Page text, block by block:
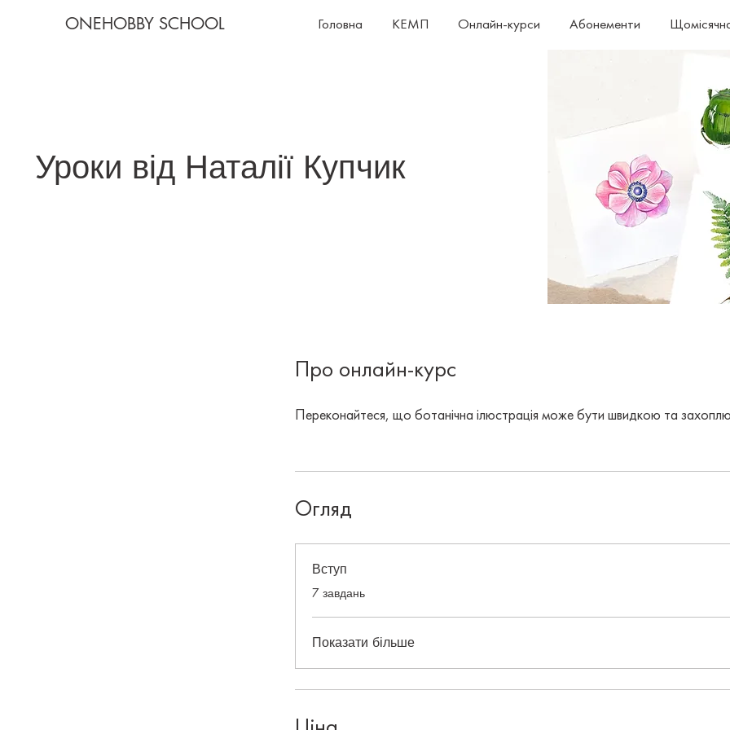
ONEHOBBY SCHOOL Головна КЕМП Онлайн-курси Абонементи
Уроки від Наталії Купчик
Про онлайн-курс
Переконайтеся, що ботанічна ілюстрація може бути швидкою та
Огляд
Вступ
.
7 завдань
Показати більше